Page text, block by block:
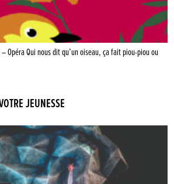
Opéra Qui nous dit qu’un oiseau, ça fait piou-piou ou
JEUNESSE